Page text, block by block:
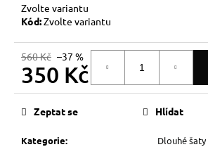
Zvolte variantu
Kód:Zvolte variantu
560 Kč –37 %
350 Kč
Měrná
Kategorie: Dlouhé šaty
Zeptat se Hlídat